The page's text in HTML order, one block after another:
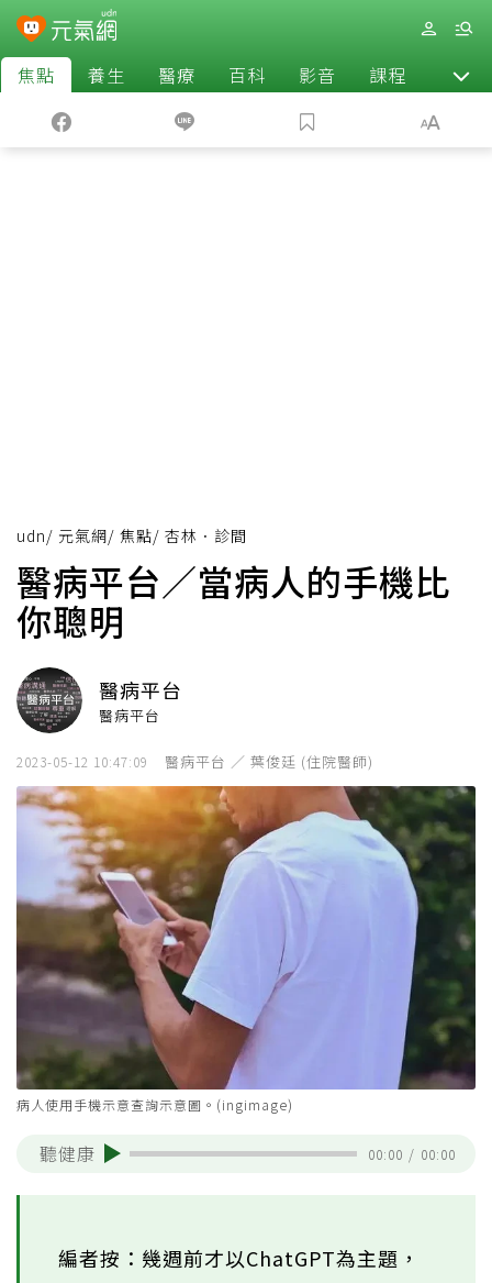
焦點 養生 醫療 百科 影音 課程 退休
udn/ 元氣網/ 焦點/ 杏林．診間
醫病平台／當病人的手機比
你聰明
醫病平台
醫病平台
2023-05-12 10:47:09 醫病平台 ／ 葉俊廷 (住院醫師)
病人使用手機示意查詢示意圖。(ingimage)
聽健康 00:00 / 00:00
編者按：幾週前才以ChatGPT為主題，